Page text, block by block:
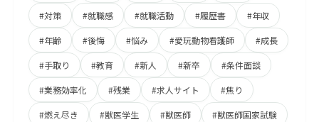
#対策 #就職感 #就職活動 #履歴書 #年収
#年齢 #後悔 #悩み #愛玩動物看護師 #成長
#手取り #教育 #新人 #新卒 #条件面談
#業務効率化 #残業 #求人サイト #焦り
#燃え尽き #獣医学生 #獣医師 #獣医師国家試験